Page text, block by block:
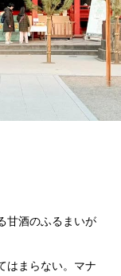
甘酒のふるまいが
はまらない。マナ